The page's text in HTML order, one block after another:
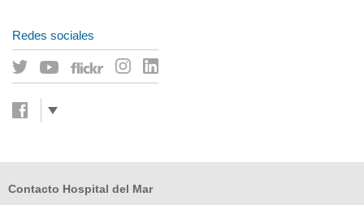
Redes sociales
Contacto Hospital del Mar